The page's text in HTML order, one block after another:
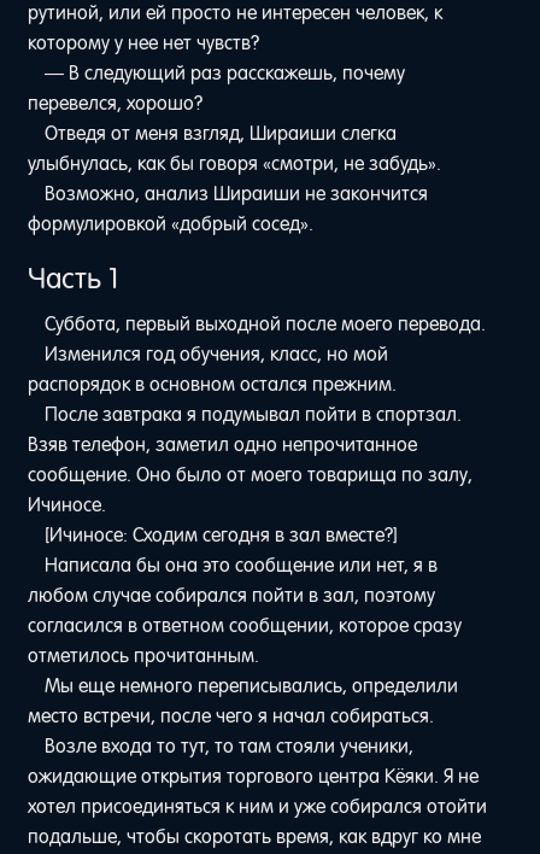
рутиной, или ей просто не интересен человек, к
которому у нее нет чувств?
— В следующий раз расскажешь, почему
перевелся, хорошо?
Отведя от меня взгляд, Шираиши слегка
улыбнулась, как бы говоря «смотри, не забудь».
Возможно, анализ Шираиши не закончится
формулировкой «добрый сосед».
Часть 1
Суббота, первый выходной после моего перевода.
Изменился год обучения, класс, но мой
распорядок в основном остался прежним.
После завтрака я подумывал пойти в спортзал.
Взяв телефон, заметил одно непрочитанное
сообщение. Оно было от моего товарища по залу,
Ичиносе.
[Ичиносе: Сходим сегодня в зал вместе?]
Написала бы она это сообщение или нет, я в
любом случае собирался пойти в зал, поэтому
согласился в ответном сообщении, которое сразу
отметилось прочитанным.
Мы еще немного переписывались, определили
место встречи, после чего я начал собираться.
Возле входа то тут, то там стояли ученики,
ожидающие открытия торгового центра Кёяки. Я не
хотел присоединяться к ним и уже собирался отойти
подальше, чтобы скоротать время, как вдруг ко мне